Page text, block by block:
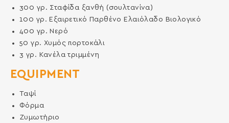
300 γρ. Σταφίδα ξανθή (σουλτανίνα)
100 γρ.Εξαιρετικό Παρθένο Ελαιόλαδο Βιολογικό
400 γρ.Νερό
50γρ. Χυμός πορτοκάλι
3 γρ. Κανέλα τριμμένη
EQUIPMENT
Ταψί
Φόρμα
Ζυμωτήριο